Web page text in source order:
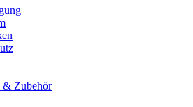
& Zubehör